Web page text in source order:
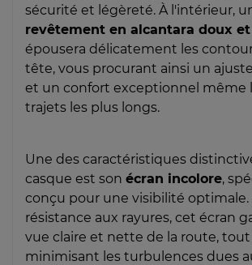
sécurité et légèreté. À l'intérieur,
revêtement en alcantara doux
épousera délicatement les
tête, vous procurant ainsi un
et un confort exceptionnel même
trajets les plus longs.
Une des caractéristiques
casque est son écran incolore,
conçu pour une visibilité
résistance aux rayures, cet écran
vue claire et nette de la route,
minimisant les turbulences dues